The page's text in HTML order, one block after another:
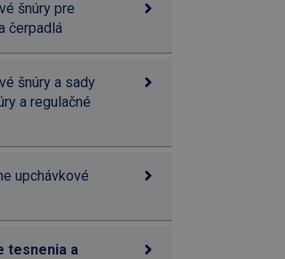
šnúry pre
čerpadlá
šnúry a sady
a regulačné
upchávkové
tesnenia a